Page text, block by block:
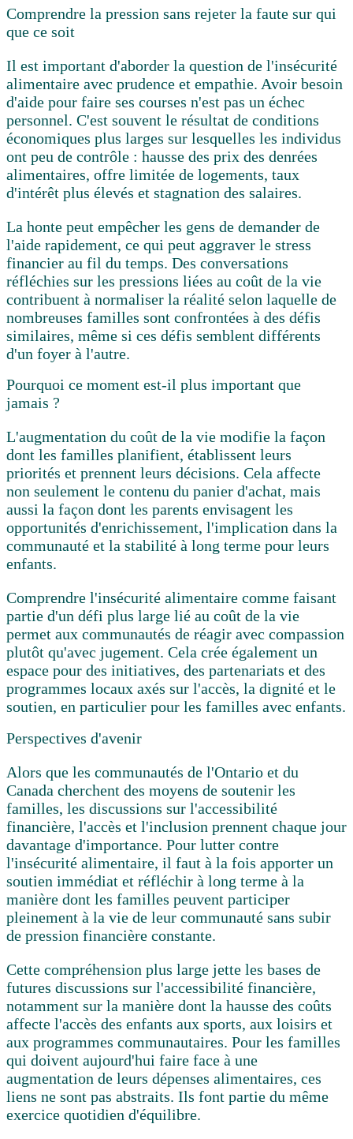
Comprendre la pression sans rejeter la faute sur qui
que ce soit
Il est important d'aborder la question de l'insécurité
alimentaire avec prudence et empathie. Avoir besoin
d'aide pour faire ses courses n'est pas un échec
personnel. C'est souvent le résultat de conditions
économiques plus larges sur lesquelles les individus
ont peu de contrôle : hausse des prix des denrées
alimentaires, offre limitée de logements, taux
d'intérêt plus élevés et stagnation des salaires.
La honte peut empêcher les gens de demander de
l'aide rapidement, ce qui peut aggraver le stress
financier au fil du temps. Des conversations
réfléchies sur les pressions liées au coût de la vie
contribuent à normaliser la réalité selon laquelle de
nombreuses familles sont confrontées à des défis
similaires, même si ces défis semblent différents
d'un foyer à l'autre.
Pourquoi ce moment est-il plus important que
jamais ?
L'augmentation du coût de la vie modifie la façon
dont les familles planifient, établissent leurs
priorités et prennent leurs décisions. Cela affecte
non seulement le contenu du panier d'achat, mais
aussi la façon dont les parents envisagent les
opportunités d'enrichissement, l'implication dans la
communauté et la stabilité à long terme pour leurs
enfants.
Comprendre l'insécurité alimentaire comme faisant
partie d'un défi plus large lié au coût de la vie
permet aux communautés de réagir avec compassion
plutôt qu'avec jugement. Cela crée également un
espace pour des initiatives, des partenariats et des
programmes locaux axés sur l'accès, la dignité et le
soutien, en particulier pour les familles avec enfants.
Perspectives d'avenir
Alors que les communautés de l'Ontario et du
Canada cherchent des moyens de soutenir les
familles, les discussions sur l'accessibilité
financière, l'accès et l'inclusion prennent chaque jour
davantage d'importance. Pour lutter contre
l'insécurité alimentaire, il faut à la fois apporter un
soutien immédiat et réfléchir à long terme à la
manière dont les familles peuvent participer
pleinement à la vie de leur communauté sans subir
de pression financière constante.
Cette compréhension plus large jette les bases de
futures discussions sur l'accessibilité financière,
notamment sur la manière dont la hausse des coûts
affecte l'accès des enfants aux sports, aux loisirs et
aux programmes communautaires. Pour les familles
qui doivent aujourd'hui faire face à une
augmentation de leurs dépenses alimentaires, ces
liens ne sont pas abstraits. Ils font partie du même
exercice quotidien d'équilibre.